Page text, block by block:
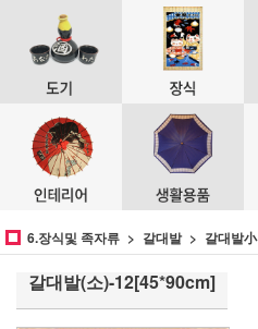
6.장식및 족자류 갈대발 갈대발小
갈대발(소)-12[45*90cm]